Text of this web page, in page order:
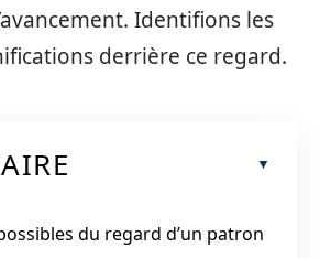
Identifions les
derrière ce regard.
du regard d’un patron